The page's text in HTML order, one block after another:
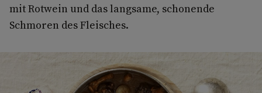
mit Rotwein und das langsame, schonende
Schmoren des Fleisches.